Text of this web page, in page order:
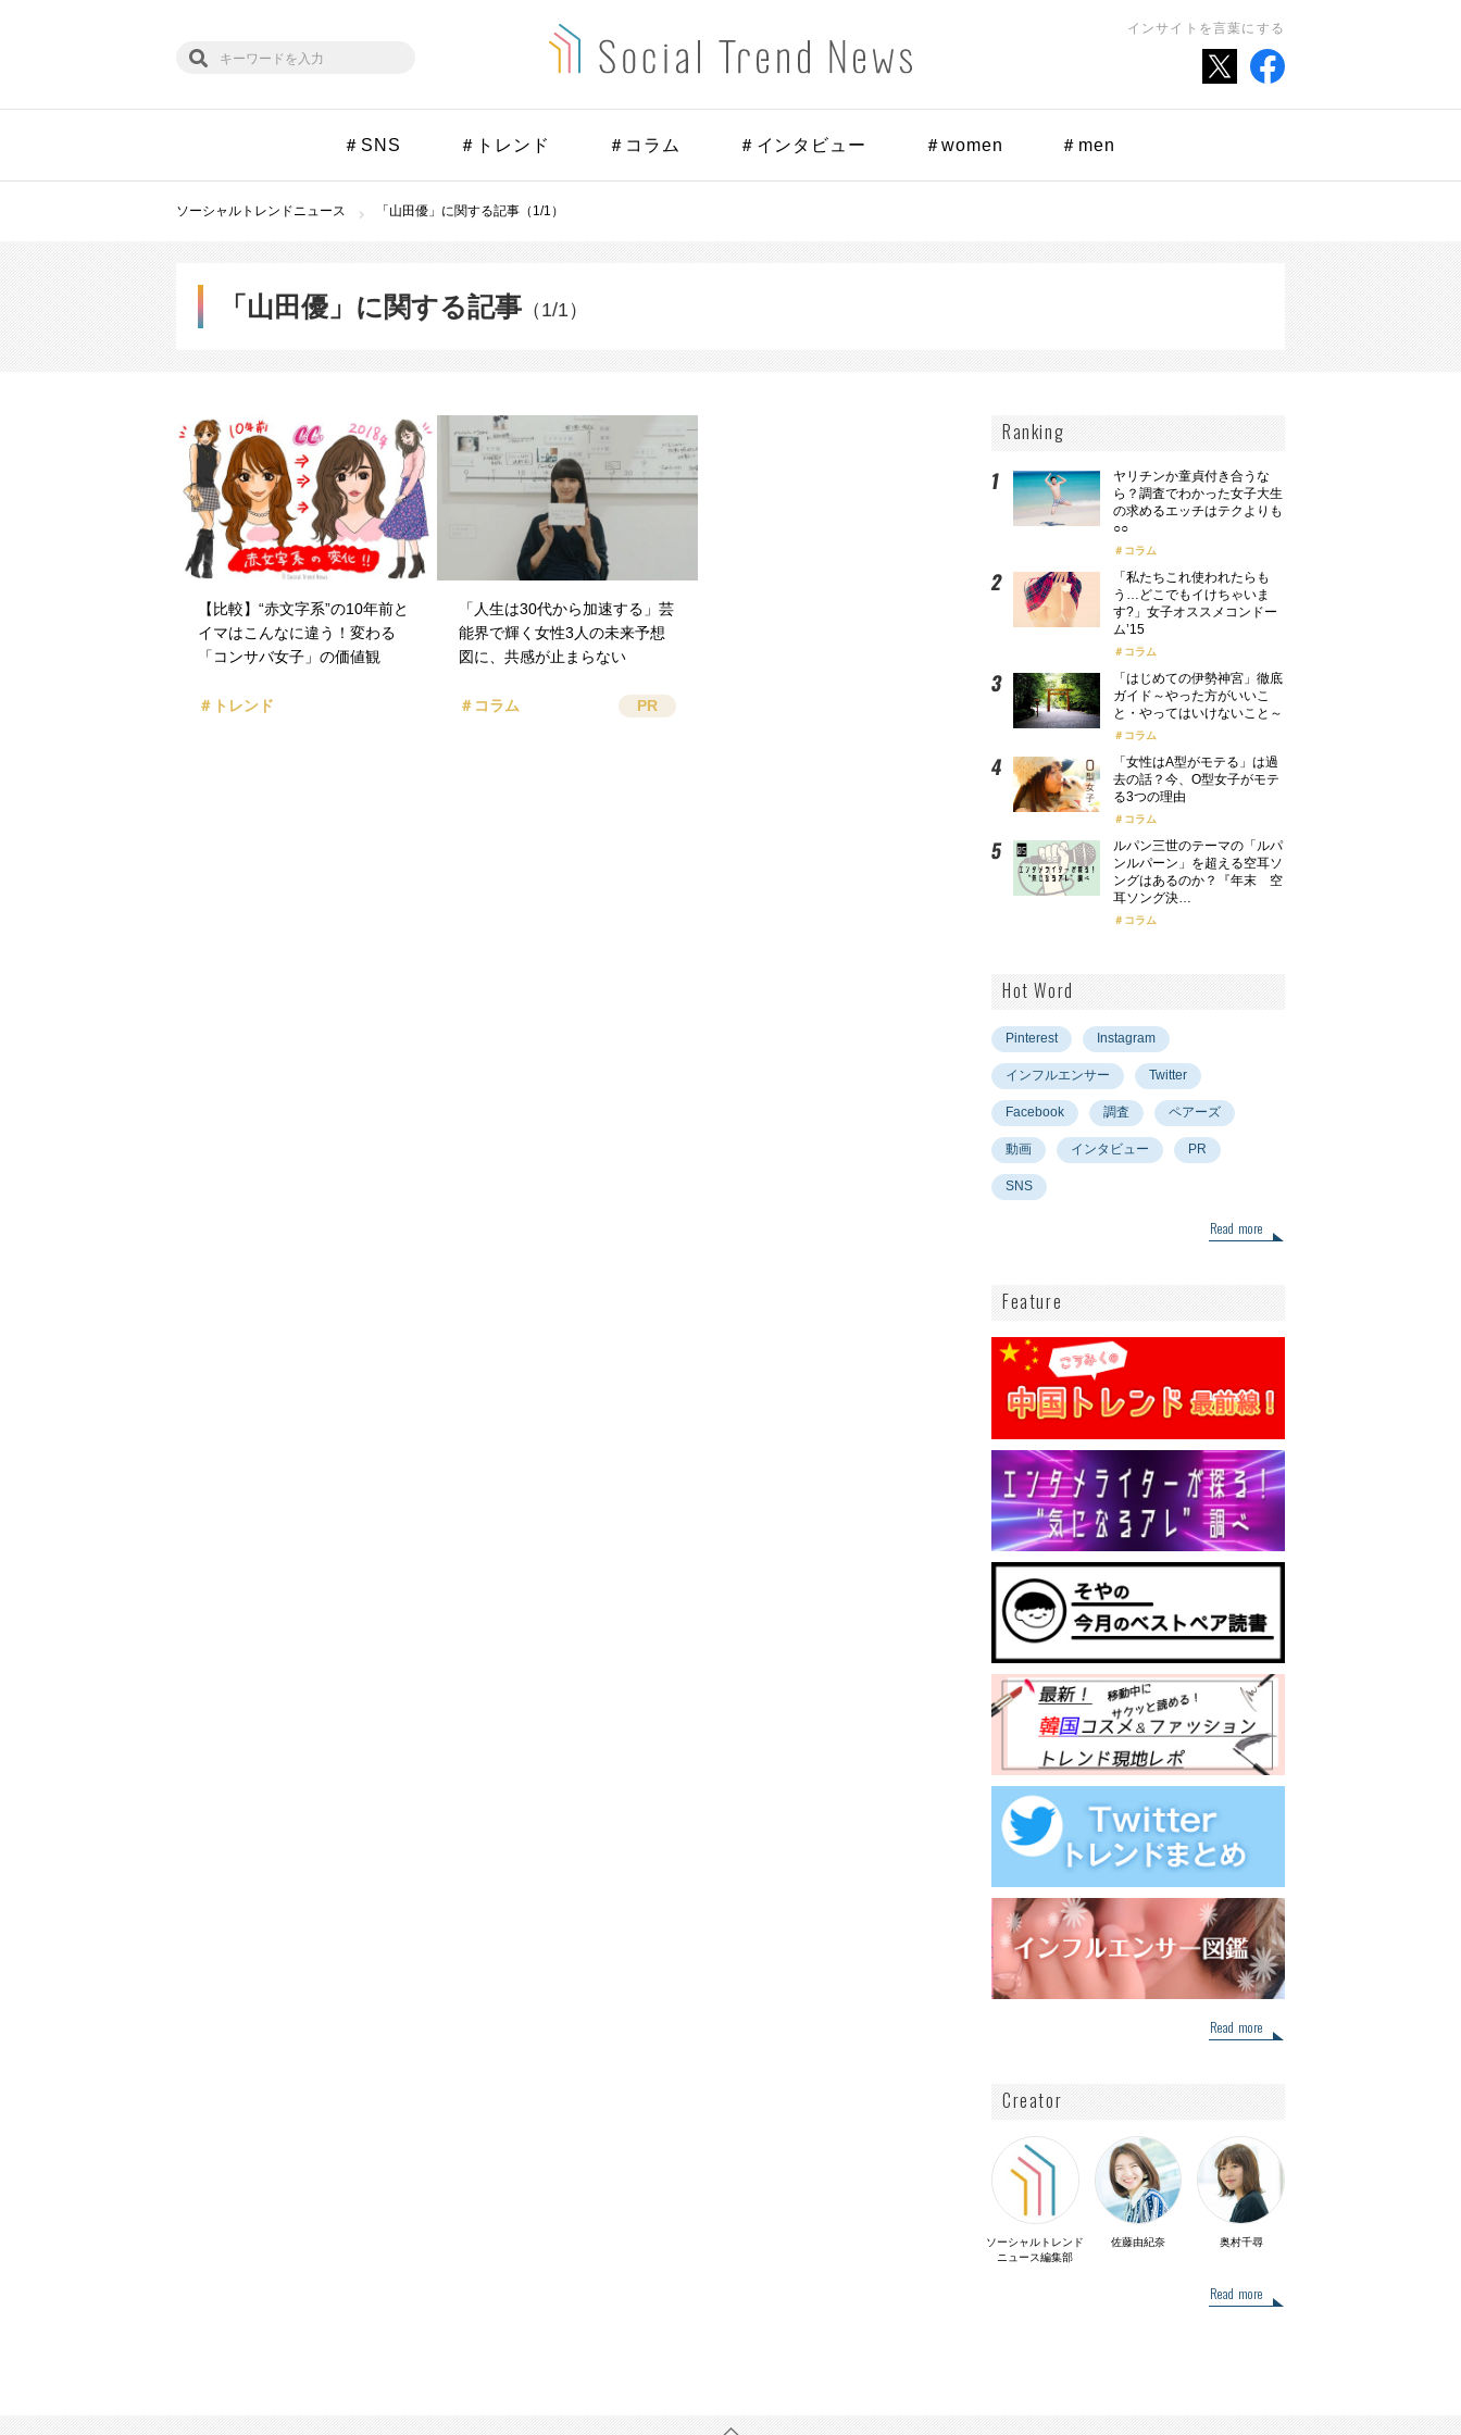
インサイトを言葉にする
＃SNS ＃トレンド ＃コラム ＃インタビュー ＃women ＃men
ソーシャルトレンドニュース 「山田優」に関する記事（1/1）
「山田優」に関する記事 （1/1）
【比較】“赤文字系”の10年前と
イマはこんなに違う！変わる
「コンサバ女子」の価値観
＃トレンド
「人生は30代から加速する」芸
能界で輝く女性3人の未来予想
図に、共感が止まらない
＃コラム PR
Ranking
ヤリチンか童貞付き合うな
ら？調査でわかった女子大生
の求めるエッチはテクよりも
○○
コラム
「私たちこれ使われたらも
う…どこでもイけちゃいま
す?」女子オススメコンドー
ム’15
コラム
「はじめての伊勢神宮」徹底
ガイド～やった方がいいこ
と・やってはいけないこと～
コラム
「女性はA型がモテる」は過
去の話？今、O型女子がモテ
る3つの理由
コラム
ルパン三世のテーマの「ルパ
ンルパーン」を超える空耳ソ
ングはあるのか？『年末 空
耳ソング決…
コラム
Hot Word
Pinterest Instagram
インフルエンサー Twitter
Facebook 調査 ペアーズ
動画 インタビュー PR
SNS
Read more
Feature
Read more
Creator
ソーシャルトレンド
ニュース編集部
佐藤由紀奈 奥村千尋
Read more